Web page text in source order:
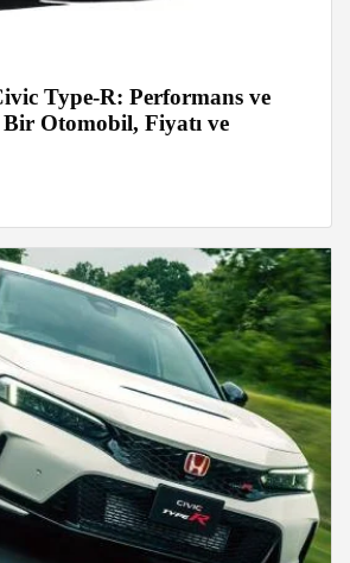
Type-R: Performans ve
Otomobil, Fiyatı ve